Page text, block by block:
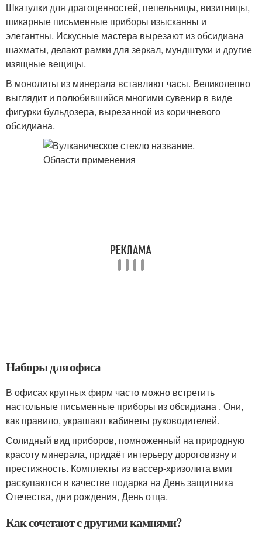
Шкатулки для драгоценностей, пепельницы, визитницы,
шикарные письменные приборы изысканны и
элегантны. Искусные мастера вырезают из обсидиана
шахматы, делают рамки для зеркал, мундштуки и другие
изящные вещицы.
В монолиты из минерала вставляют часы. Великолепно
выглядит и полюбившийся многими сувенир в виде
фигурки бульдозера, вырезанной из коричневого
обсидиана.
Наборы для офиса
В офисах крупных фирм часто можно встретить
настольные письменные приборы из обсидиана . Они,
как правило, украшают кабинеты руководителей.
Солидный вид приборов, помноженный на природную
красоту минерала, придаёт интерьеру дороговизну и
престижность. Комплекты из вассер-хризолита вмиг
раскупаются в качестве подарка на День защитника
Отечества, дни рождения, День отца.
Как сочетают с другими камнями?